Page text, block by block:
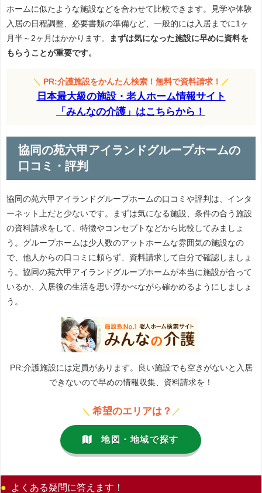
ホームに似たような施設などを合わせて比較できます。見学や体験
入居の日程調整、必要書類の準備など、一般的には入居までに1ヶ
月半～2ヶ月はかかります。
まずは気になった施設に早めに資料を
もらうことが重要です。
＼ PR:介護施設をかんたん検索！無料で資料請求！ ／
日本最大級の施設・老人ホーム情報サイト
「みんなの介護」はこちらから！
協同の苑六甲アイランドグループホームの
口コミ・評判
協同の苑六甲アイランドグループホームの口コミや評判は、インタ
ーネット上だと少ないです。まずは気になる施設、条件の合う施設
の資料請求をして、特徴やコンセプトなどから比較してみましょ
う。グループホームは少人数のアットホームな雰囲気の施設なの
で、他人からの口コミに頼らず、資料請求して自分で確認しましょ
う。協同の苑六甲アイランドグループホームが本当に施設が合って
いるか、入居後の生活を思い浮かべながら確かめるようにしましょ
う。
PR:介護施設には定員があります。良い施設でも空きがないと入居
できないので早めの情報収集、資料請求を！
＼ 希望のエリアは？ ／
地図・地域で探す
よくある疑問に答えます！